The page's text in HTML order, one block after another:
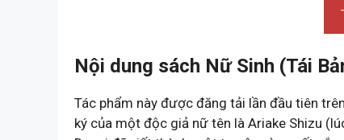
Nội dung sách Nữ Sinh (Tái
Tác phẩm này được đăng tải lần đầu tiên
ký của một độc giả nữ tên là Ariake Shizu